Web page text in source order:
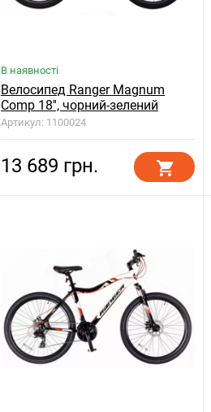
В наявності
Велосипед Ranger Magnum
Comp 18'', чорний-зелений
Артикул: 1100024
13 689 грн.